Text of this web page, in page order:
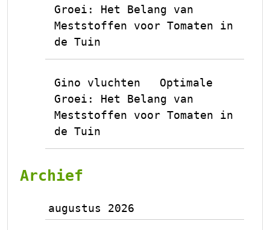
Groei: Het Belang van
Meststoffen voor Tomaten in
de Tuin
Gino vluchten
Optimale
Groei: Het Belang van
Meststoffen voor Tomaten in
de Tuin
Archief
augustus 2026